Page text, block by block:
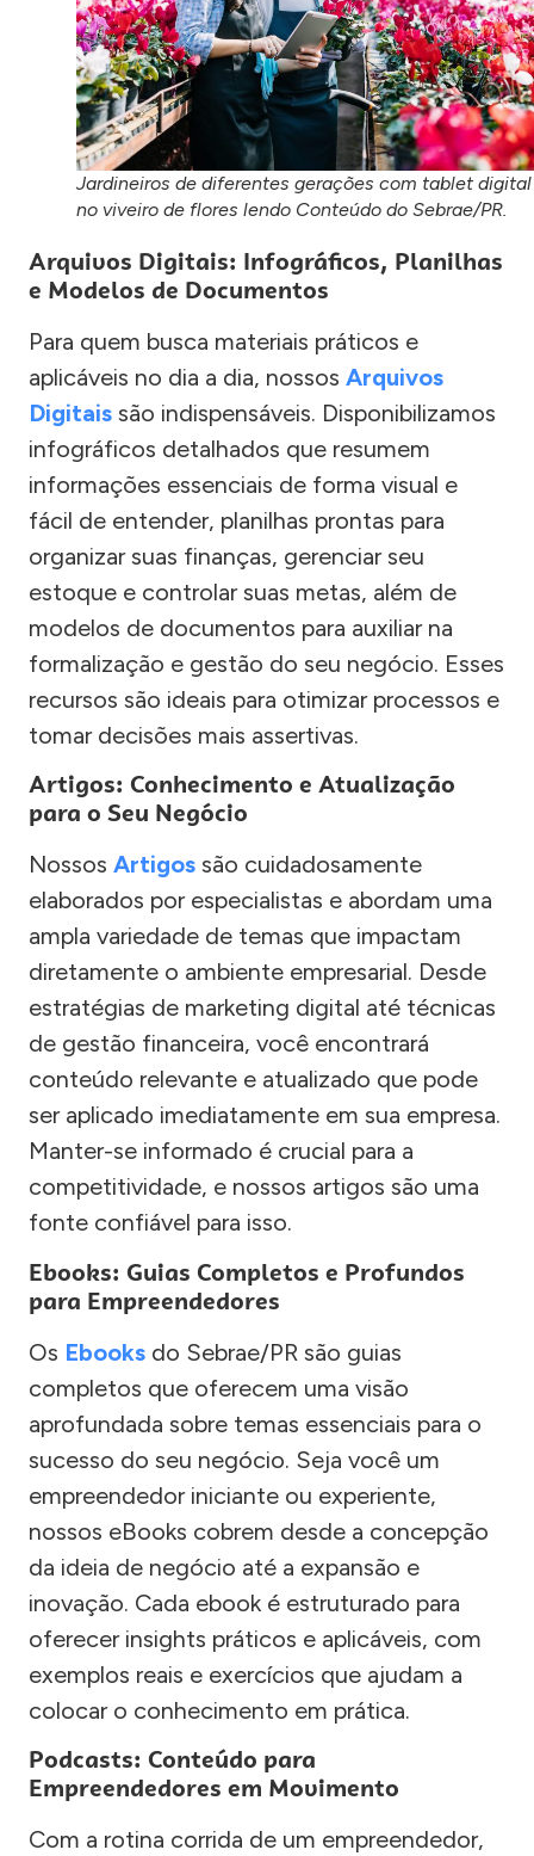
Jardineiros de diferentes gerações com tablet digital
no viveiro de flores lendo Conteúdo do Sebrae/PR.
Arquivos Digitais: Infográficos, Planilhas
e Modelos de Documentos
Para quem busca materiais práticos e
aplicáveis no dia a dia, nossos Arquivos
Digitais são indispensáveis. Disponibilizamos
infográficos detalhados que resumem
informações essenciais de forma visual e
fácil de entender, planilhas prontas para
organizar suas finanças, gerenciar seu
estoque e controlar suas metas, além de
modelos de documentos para auxiliar na
formalização e gestão do seu negócio. Esses
recursos são ideais para otimizar processos e
tomar decisões mais assertivas.
Artigos: Conhecimento e Atualização
para o Seu Negócio
Nossos Artigos são cuidadosamente
elaborados por especialistas e abordam uma
ampla variedade de temas que impactam
diretamente o ambiente empresarial. Desde
estratégias de marketing digital até técnicas
de gestão financeira, você encontrará
conteúdo relevante e atualizado que pode
ser aplicado imediatamente em sua empresa.
Manter-se informado é crucial para a
competitividade, e nossos artigos são uma
fonte confiável para isso.
Ebooks: Guias Completos e Profundos
para Empreendedores
Os Ebooks do Sebrae/PR são guias
completos que oferecem uma visão
aprofundada sobre temas essenciais para o
sucesso do seu negócio. Seja você um
empreendedor iniciante ou experiente,
nossos eBooks cobrem desde a concepção
da ideia de negócio até a expansão e
inovação. Cada ebook é estruturado para
oferecer insights práticos e aplicáveis, com
exemplos reais e exercícios que ajudam a
colocar o conhecimento em prática.
Podcasts: Conteúdo para
Empreendedores em Movimento
Com a rotina corrida de um empreendedor,